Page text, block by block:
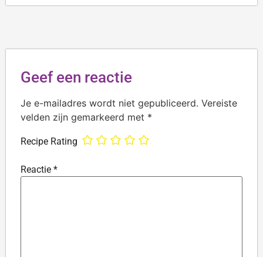
Geef een reactie
Je e-mailadres wordt niet gepubliceerd. Vereiste
velden zijn gemarkeerd met *
Recipe Rating
Reactie *